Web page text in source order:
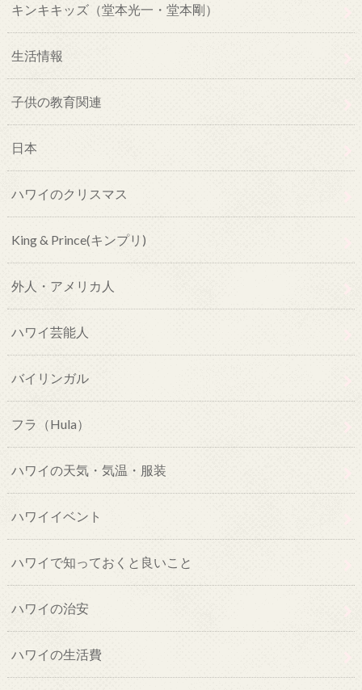
キンキキッズ（堂本光一・堂本剛）
生活情報
子供の教育関連
日本
ハワイのクリスマス
King & Prince(キンプリ)
外人・アメリカ人
ハワイ芸能人
バイリンガル
フラ（Hula）
ハワイの天気・気温・服装
ハワイイベント
ハワイで知っておくと良いこと
ハワイの治安
ハワイの生活費